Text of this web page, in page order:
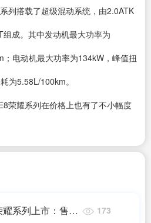
列搭载了超级混动系统，由2.0ATK
成。其中发动机最大功率为
；电动机最大功率为134kW，峰值扭
为5.58L/100km。
荣耀系列在价格上也有了不小幅度
系列上市：售价
173